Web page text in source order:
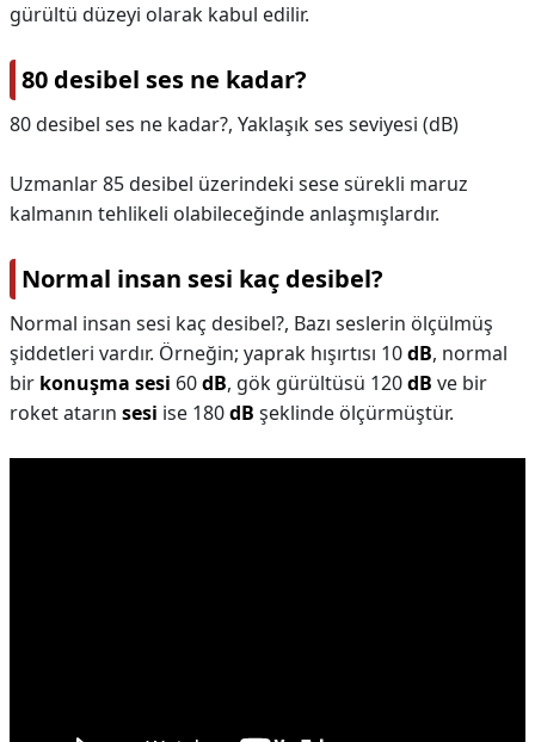
gürültü düzeyi olarak kabul edilir.
80 desibel ses ne kadar?
80 desibel ses ne kadar?, Yaklaşık ses seviyesi (dB)
Uzmanlar 85 desibel üzerindeki sese sürekli maruz
kalmanın tehlikeli olabileceğinde anlaşmışlardır.
Normal insan sesi kaç desibel?
Normal insan sesi kaç desibel?, Bazı seslerin ölçülmüş
şiddetleri vardır. Örneğin; yaprak hışırtısı 10dB, normal
bir konuşma sesi 60dB, gök gürültüsü 120dB ve bir
roket atarın sesi ise 180dB şeklinde ölçürmüştür.